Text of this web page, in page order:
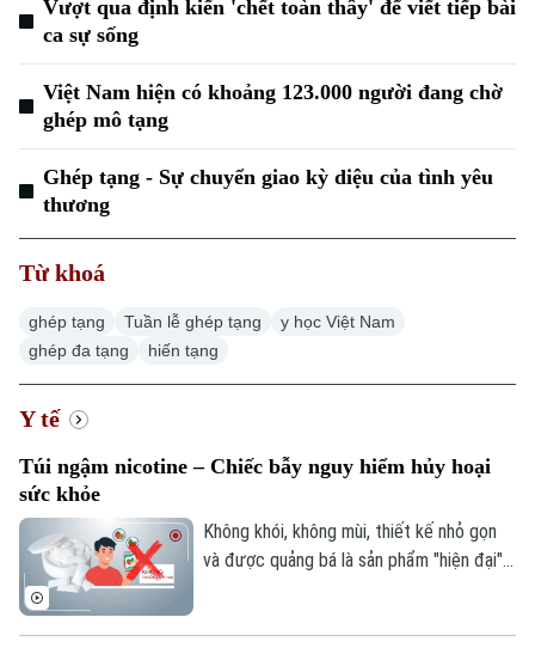
Vượt qua định kiến 'chết toàn thây' để viết tiếp bài
ca sự sống
Việt Nam hiện có khoảng 123.000 người đang chờ
ghép mô tạng
Ghép tạng - Sự chuyển giao kỳ diệu của tình yêu
thương
Từ khoá
ghép tạng Tuần lễ ghép tạng
y học Việt Nam
ghép đa tạng
hiến tạng
Y tế
Túi ngậm nicotine – Chiếc bẫy nguy hiểm hủy hoại
sức khỏe
Không khói, không mùi, thiết kế nhỏ gọn
và được quảng bá là sản phẩm "hiện đại",